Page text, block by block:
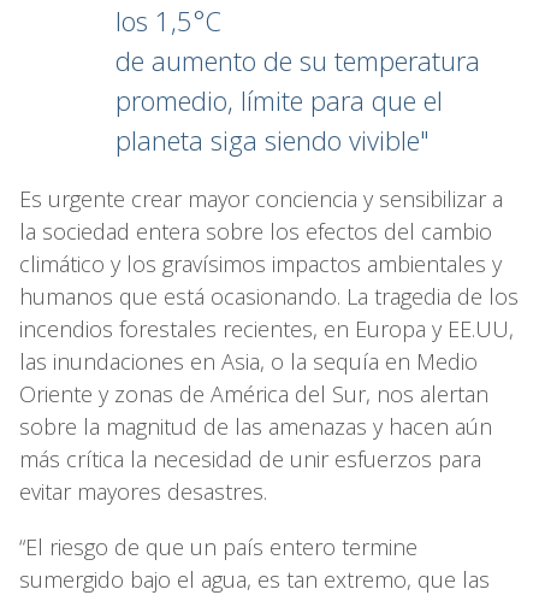
los 1,5°C
de aumento de su temperatura
promedio, límite para que el
planeta siga siendo vivible"
Es urgente crear mayor conciencia y sensibilizar a
la sociedad entera sobre los efectos del cambio
climático y los gravísimos impactos ambientales y
humanos que está ocasionando. La tragedia de los
incendios forestales recientes, en Europa y EE.UU,
las inundaciones en Asia, o la sequía en Medio
Oriente y zonas de América del Sur, nos alertan
sobre la magnitud de las amenazas y hacen aún
más crítica la necesidad de unir esfuerzos para
evitar mayores desastres.
“El riesgo de que un país entero termine
sumergido bajo el agua, es tan extremo, que las